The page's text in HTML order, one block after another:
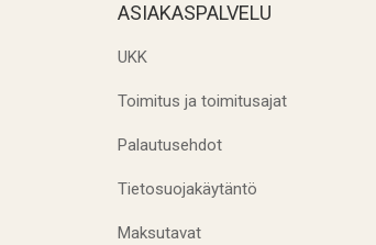
ASIAKASPALVELU
UKK
Toimitus ja toimitusajat
Palautusehdot
Tietosuojakäytäntö
Maksutavat